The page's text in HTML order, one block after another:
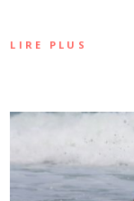
LIRE PLUS